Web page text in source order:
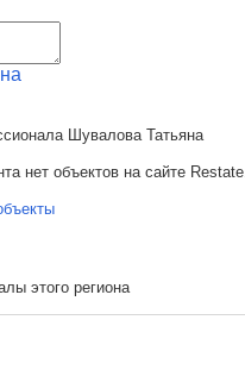
Шувалова Татьяна
нет объектов на сайте
этого региона